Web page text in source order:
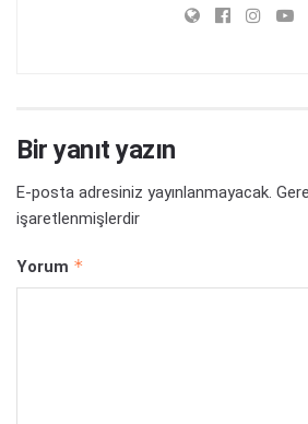
Bir yanıt yazın
E-posta adresiniz yayınlanmayacak.
işaretlenmişlerdir
Yorum *